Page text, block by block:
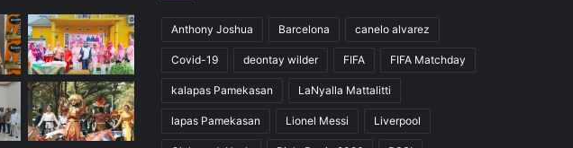
Anthony Joshua Barcelona canelo alvarez
Covid-19 deontay wilder FIFA FIFA Matchday
kalapas Pamekasan LaNyalla Mattalitti
lapas Pamekasan Lionel Messi Liverpool